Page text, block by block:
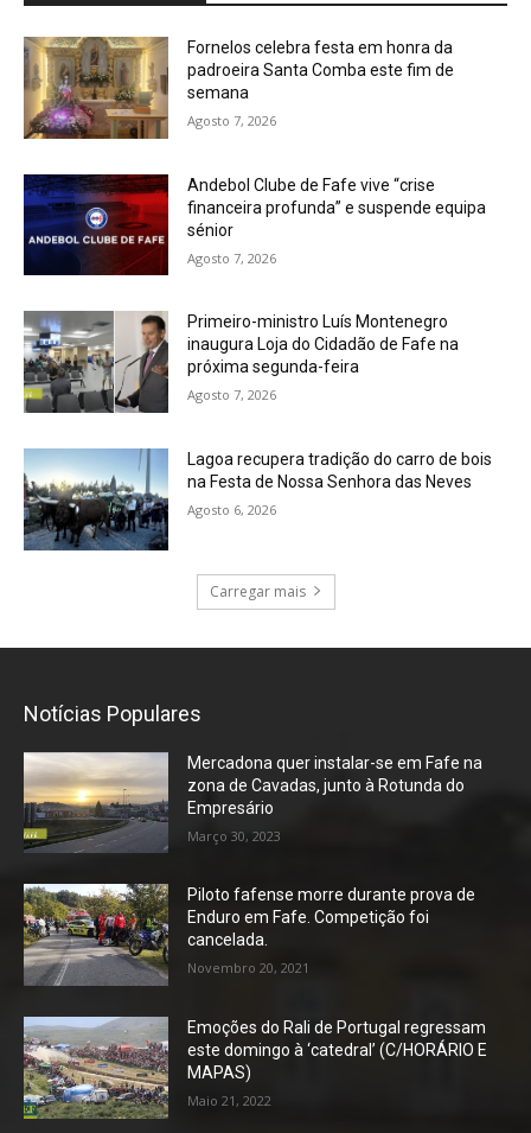
Fornelos celebra festa em honra da
padroeira Santa Comba este fim de
semana
Agosto 7, 2026
Andebol Clube de Fafe vive “crise
financeira profunda” e suspende equipa
sénior
Agosto 7, 2026
Primeiro-ministro Luís Montenegro
inaugura Loja do Cidadão de Fafe na
próxima segunda-feira
Agosto 7, 2026
Lagoa recupera tradição do carro de bois
na Festa de Nossa Senhora das Neves
Agosto 6, 2026
Carregar mais
Notícias Populares
Mercadona quer instalar-se em Fafe na
zona de Cavadas, junto à Rotunda do
Empresário
Março 30, 2023
Piloto fafense morre durante prova de
Enduro em Fafe. Competição foi
cancelada.
Novembro 20, 2021
Emoções do Rali de Portugal regressam
este domingo à ‘catedral’ (C/HORÁRIO E
MAPAS)
Maio 21, 2022